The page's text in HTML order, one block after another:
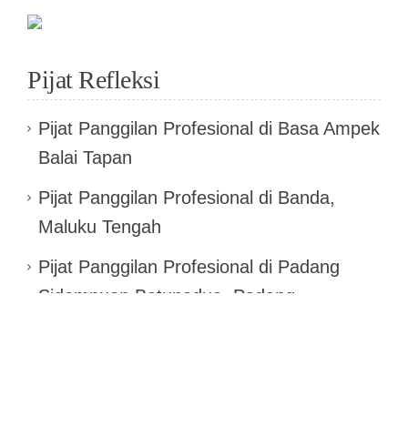
Pijat Refleksi
Pijat Panggilan Profesional di Basa Ampek
Balai Tapan
Pijat Panggilan Profesional di Banda,
Maluku Tengah
Pijat Panggilan Profesional di Padang
Sidempuan Batunadua, Padang